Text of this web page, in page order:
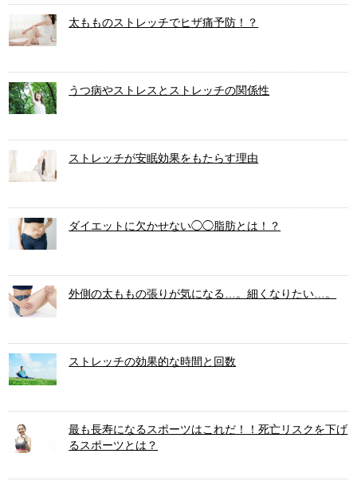
太もものストレッチでヒザ痛予防！？
うつ病やストレスとストレッチの関係性
ストレッチが安眠効果をもたらす理由
ダイエットに欠かせない◯◯脂肪とは！？
外側の太ももの張りが気になる…。細くなりたい…。
ストレッチの効果的な時間と回数
最も長寿になるスポーツはこれだ！！死亡リスクを下げ
るスポーツとは？